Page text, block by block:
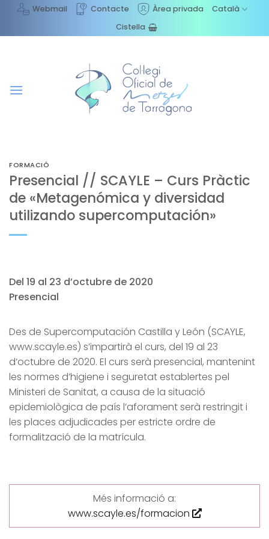
content
Webmail Contacte Àrea privada
Català
Cistella
FORMACIÓ
Presencial // SCAYLE – Curs Pràctic
de «Metagenómica y diversidad
utilizando supercomputación»
Del 19 al 23 d’octubre de 2020
Presencial
Des de Supercomputación Castilla y León (SCAYLE,
www.scayle.es) s’impartirà el curs, del 19 al 23
d’octubre de 2020. El curs serà presencial, mantenint
les normes d’higiene i seguretat establertes pel
Ministeri de Sanitat, a causa de la situació
epidemiològica de país l’aforament serà restringit i
les places adjudicades per estricte ordre de
formalització de la matrícula.
Més informació a:
www.scayle.es/formacion